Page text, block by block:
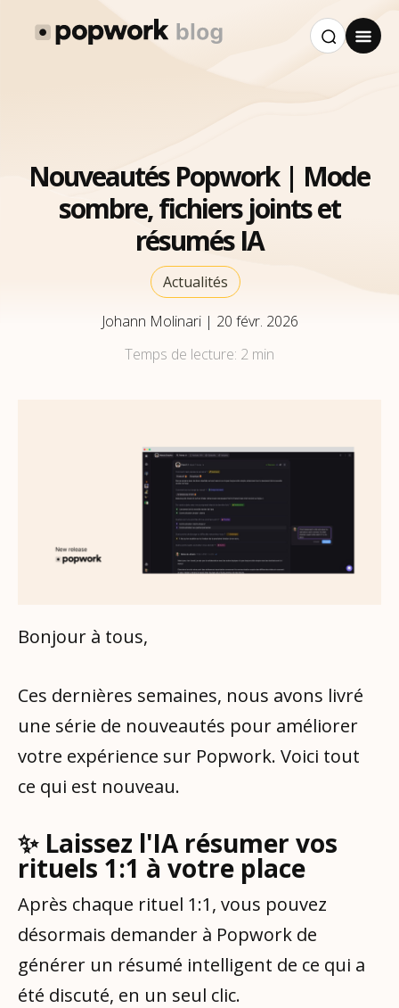
Nouveautés Popwork | Mode
sombre, fichiers joints et
résumés IA
Actualités
Johann Molinari | 20 févr. 2026
Temps de lecture: 2 min
Bonjour à tous,
Ces dernières semaines, nous avons livré
une série de nouveautés pour améliorer
votre expérience sur Popwork. Voici tout
ce qui est nouveau.
✨ Laissez l'IA résumer vos
rituels 1:1 à votre place
Après chaque rituel 1:1, vous pouvez
désormais demander à Popwork de
générer un résumé intelligent de ce qui a
été discuté, en un seul clic.